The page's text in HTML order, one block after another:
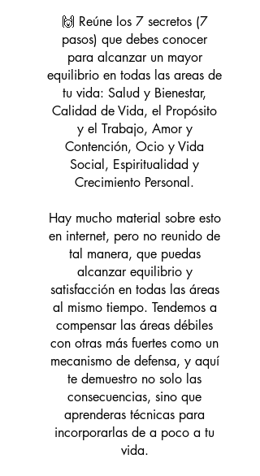
🙌 Reúne los 7 secretos (7
pasos) que debes conocer
para alcanzar un mayor
equilibrio en todas las areas de
tu vida: Salud y Bienestar,
Calidad de Vida, el Propósito
y el Trabajo, Amor y
Contención, Ocio y Vida
Social, Espiritualidad y
Crecimiento Personal.
Hay mucho material sobre esto
en internet, pero no reunido de
tal manera, que puedas
alcanzar equilibrio y
satisfacción en todas las áreas
al mismo tiempo. Tendemos a
compensar las áreas débiles
con otras más fuertes como un
mecanismo de defensa, y aquí
te demuestro no solo las
consecuencias, sino que
aprenderas técnicas para
incorporarlas de a poco a tu
vida.